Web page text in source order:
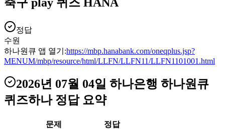
정답
수원
하나원큐 앱 열기:https://mbp.hanabank.com/oneqplus.jsp?
MENUM/mbp/resource/html/LLFN/LLFN11/LLFN1101001.html
2026년 07월 04일 하나은행 하나원큐
퀴즈하나정답 요약
문제
정답